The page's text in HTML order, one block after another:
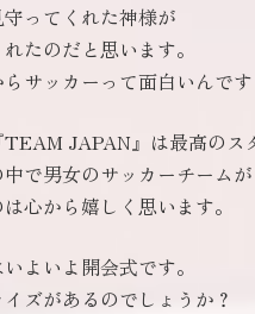
ってくれた神様が
たのだと思います。
サッカーって面白いんです
JAPAN』は最高のス
で男女のサッカーチームが
心から嬉しく思います。
よいよ開会式です。
ズがあるのでしょうか？